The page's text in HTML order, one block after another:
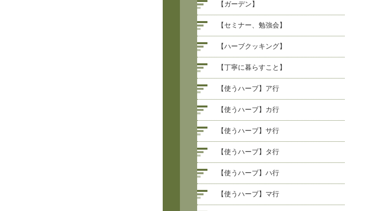
【ガーデン】
【セミナー、勉強会】
【ハーブクッキング】
【丁寧に暮らすこと】
【使うハーブ】ア行
【使うハーブ】カ行
【使うハーブ】サ行
【使うハーブ】タ行
【使うハーブ】ハ行
【使うハーブ】マ行